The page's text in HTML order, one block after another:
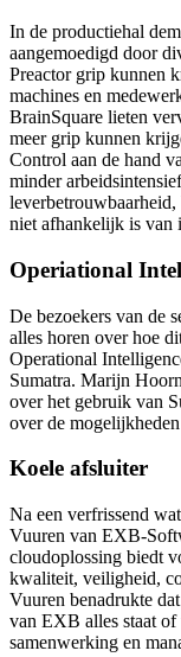
In de productiehal
aangemoedigd door
Preactor grip kunnen
machines en
BrainSquare lieten
meer grip kunnen
Control aan de hand
minder
leverbetrouwbaarheid,
niet afhankelijk is van
Operiational
De bezoekers van de
alles horen over hoe
Operational
Sumatra. Marijn
over het gebruik van
over de
Koele afsluiter
Na een verfrissend
Vuuren van EXB-
cloudoplossing biedt
kwaliteit, veiligheid,
Vuuren benadrukte
van EXB alles staat of
samenwerking en